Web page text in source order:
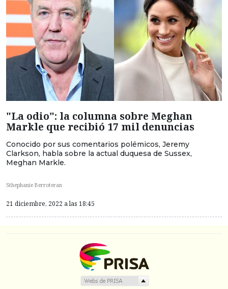
"La odio": la columna sobre Meghan
Markle que recibió 17 mil denuncias
Conocido por sus comentarios polémicos, Jeremy
Clarkson, habla sobre la actual duquesa de Sussex,
Meghan Markle.
Sthephanie Berroteran
21 diciembre, 2022 a las 18:45